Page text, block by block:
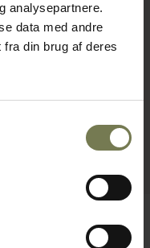
analysepartnere.
data med andre
din brug af deres